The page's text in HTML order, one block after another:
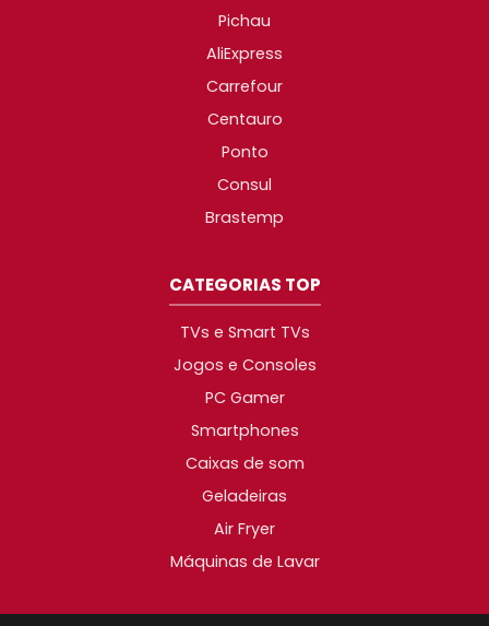
Pichau
AliExpress
Carrefour
Centauro
Ponto
Consul
Brastemp
CATEGORIAS TOP
TVs e Smart TVs
Jogos e Consoles
PC Gamer
Smartphones
Caixas de som
Geladeiras
Air Fryer
Máquinas de Lavar